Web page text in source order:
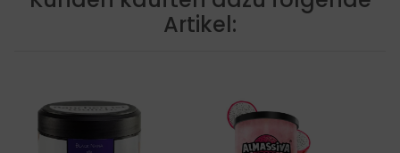
Artikel: